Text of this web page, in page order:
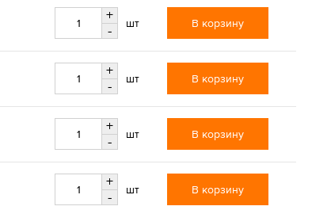
+
-
шт В корзину
+
-
шт В корзину
+
-
шт В корзину
+
-
шт В корзину